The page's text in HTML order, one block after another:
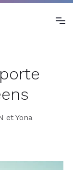
et Yona